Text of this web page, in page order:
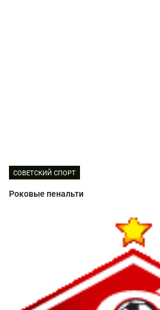
СОВЕТСКИЙ СПОРТ
Роковые пенальти